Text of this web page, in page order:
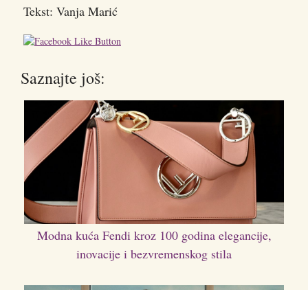
Tekst: Vanja Marić
Saznajte još:
Modna kuća Fendi kroz 100 godina elegancije,
inovacije i bezvremenskog stila